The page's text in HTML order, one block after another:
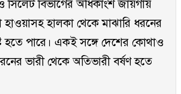
সিলেট বিভাগের অধিকাংশ জায়গায়
হাওয়াসহ হালকা থেকে মাঝারি ধরনের
হতে পারে। একই সঙ্গে দেশের কোথাও
ভারী থেকে অতিভারী বর্ষণ হতে